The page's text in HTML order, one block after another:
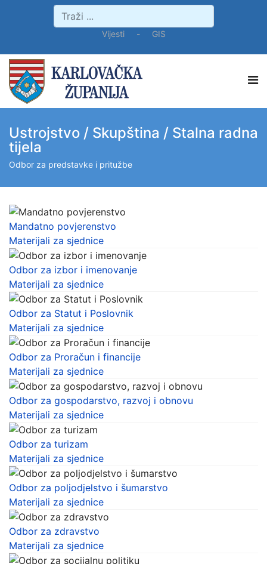
Vijesti- GIS
Ustrojstvo / Skupština / Stalna radna
tijela
Odbor za predstavke i pritužbe
Mandatno povjerenstvo
Materijali za sjednice
Odbor za izbor i imenovanje
Materijali za sjednice
Odbor za Statut i Poslovnik
Materijali za sjednice
Odbor za Proračun i financije
Materijali za sjednice
Odbor za gospodarstvo, razvoj i obnovu
Materijali za sjednice
Odbor za turizam
Materijali za sjednice
Odbor za poljodjelstvo i šumarstvo
Materijali za sjednice
Odbor za zdravstvo
Materijali za sjednice